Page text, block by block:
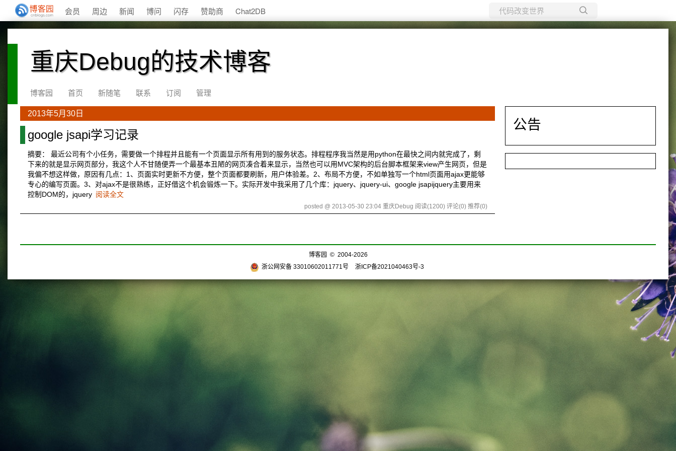
会员 周边 新闻 博问 闪存 赞助商 Chat2DB
所有博客
重庆Debug的技术博客
博客园 首页 新随笔 联系 订阅 管理
2013年5月30日
google jsapi学习记录
摘要： 最近公司有个小任务，需要做一个排程并且能有一个页面显示所有用到的服务状态。排程程序我当然是用python在最快之间内就完成了，剩
下来的就是显示网页部分，我这个人不甘随便弄一个最基本丑陋的网页凑合着来显示，当然也可以用MVC架构的后台脚本框架来view产生网页，但是
我偏不想这样做，原因有几点：1、页面实时更新不方便，整个页面都要刷新，用户体验差。2、布局不方便，不如单独写一个html页面用ajax更能够
专心的编写页面。3、对ajax不是很熟练，正好借这个机会锻炼一下。实际开发中我采用了几个库：jquery、jquery-ui、google jsapijquery主要用来
控制DOM的，jquery 阅读全文
posted @ 2013-05-30 23:04 重庆Debug 阅读(1200) 评论(0) 推荐(0)
公告
博客园 © 2004-2026
浙公网安备 33010602011771号
浙ICP备2021040463号-3